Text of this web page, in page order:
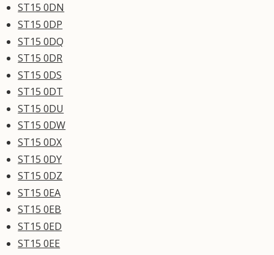
ST15 0DN
ST15 0DP
ST15 0DQ
ST15 0DR
ST15 0DS
ST15 0DT
ST15 0DU
ST15 0DW
ST15 0DX
ST15 0DY
ST15 0DZ
ST15 0EA
ST15 0EB
ST15 0ED
ST15 0EE